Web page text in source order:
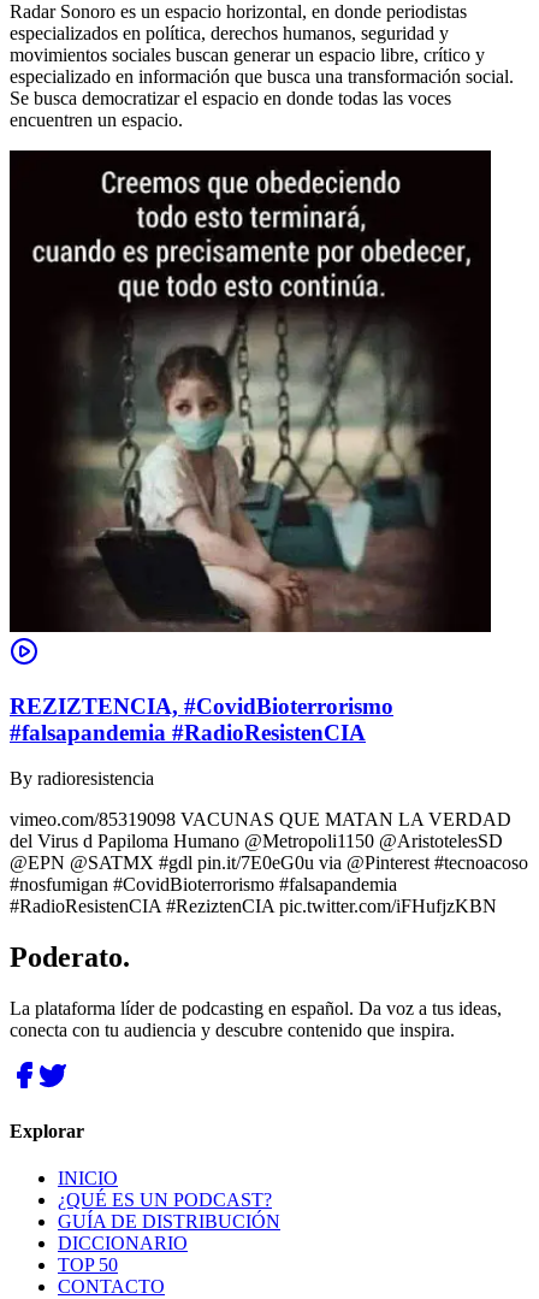
Radar Sonoro es un espacio horizontal, en donde periodistas
especializados en política, derechos humanos, seguridad y
movimientos sociales buscan generar un espacio libre, crítico y
especializado en información que busca una transformación social.
Se busca democratizar el espacio en donde todas las voces
encuentren un espacio.
REZIZTENCIA, #CovidBioterrorismo
#falsapandemia #RadioResistenCIA
By radioresistencia
vimeo.com/85319098 VACUNAS QUE MATAN LA VERDAD
del Virus d Papiloma Humano @Metropoli1150 @AristotelesSD
@EPN @SATMX #gdl pin.it/7E0eG0u via @Pinterest #tecnoacoso
#nosfumigan #CovidBioterrorismo #falsapandemia
#RadioResistenCIA #ReziztenCIA pic.twitter.com/iFHufjzKBN
Poderato.
La plataforma líder de podcasting en español. Da voz a tus ideas,
conecta con tu audiencia y descubre contenido que inspira.
Explorar
INICIO
¿QUÉ ES UN PODCAST?
GUÍA DE DISTRIBUCIÓN
DICCIONARIO
TOP 50
CONTACTO